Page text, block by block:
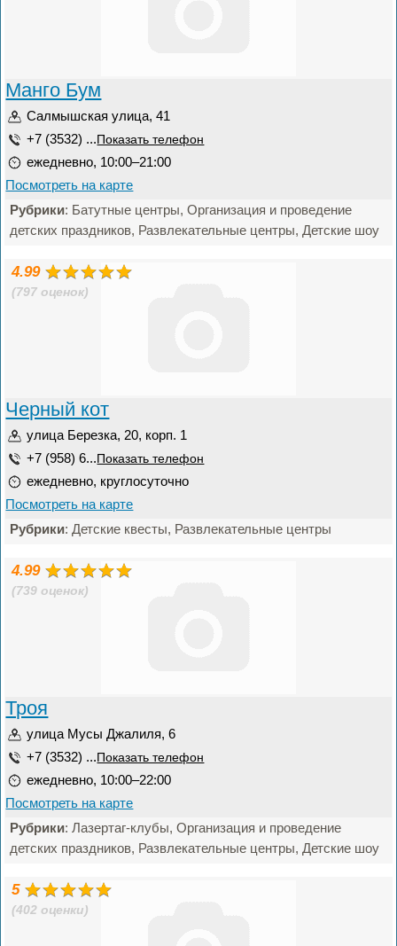
Манго Бум
Салмышская улица, 41
+7 (3532) ... Показать телефон
ежедневно, 10:00–21:00
Посмотреть на карте
Рубрики: Батутные центры, Организация и проведение
детских праздников, Развлекательные центры, Детские шоу
4.99
(797 оценок)
Черный кот
улица Березка, 20, корп. 1
+7 (958) 6... Показать телефон
ежедневно, круглосуточно
Посмотреть на карте
Рубрики: Детские квесты, Развлекательные центры
4.99
(739 оценок)
Троя
улица Мусы Джалиля, 6
+7 (3532) ... Показать телефон
ежедневно, 10:00–22:00
Посмотреть на карте
Рубрики: Лазертаг-клубы, Организация и проведение
детских праздников, Развлекательные центры, Детские шоу
5
(402 оценки)